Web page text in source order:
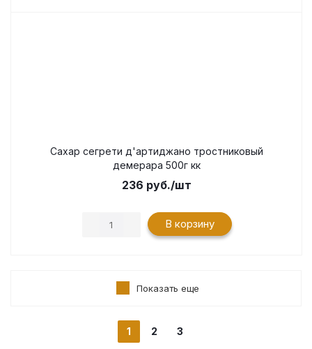
Сахар сегрети д'артиджано тростниковый
демерара 500г кк
236 руб./шт
В корзину
Показать еще
1 2 3